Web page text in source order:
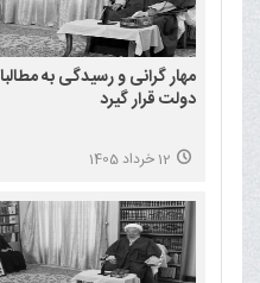
مهار گرانی و رسیدگی به
دولت قرار گیرد
12 خرداد 1405